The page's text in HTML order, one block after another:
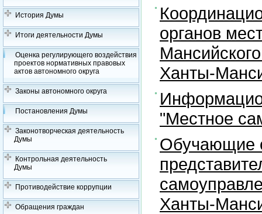
История Думы
Итоги деятельности Думы
Оценка регулирующего воздействия
проектов нормативных правовых
актов автономного округа
Законы автономного округа
Постановления Думы
Законотворческая деятельность
Думы
Контрольная деятельность
Думы
Противодействие коррупции
Обращения граждан
органов
Ханты-
"Местное
Обучающие
Ханты-